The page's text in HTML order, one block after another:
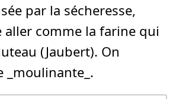
par la sécheresse,
aller comme la farine qui
(Jaubert). On
_moulinante_.